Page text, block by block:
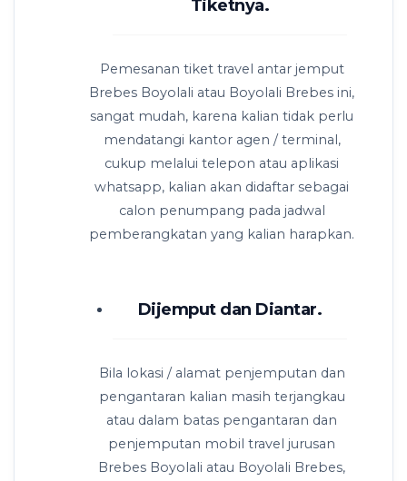
Tiketnya.
Pemesanan tiket travel antar jemput
Brebes Boyolali atau Boyolali Brebes ini,
sangat mudah, karena kalian tidak perlu
mendatangi kantor agen / terminal,
cukup melalui telepon atau aplikasi
whatsapp, kalian akan didaftar sebagai
calon penumpang pada jadwal
pemberangkatan yang kalian harapkan.
Dijemput dan Diantar.
Bila lokasi / alamat penjemputan dan
pengantaran kalian masih terjangkau
atau dalam batas pengantaran dan
penjemputan mobil travel jurusan
Brebes Boyolali atau Boyolali Brebes,